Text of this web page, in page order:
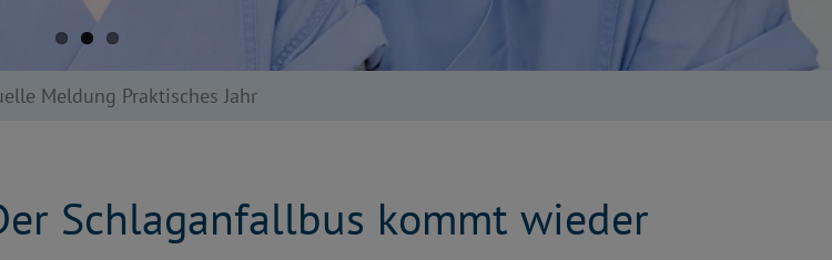
Meldung Praktisches Jahr
Schlaganfallbus kommt wieder